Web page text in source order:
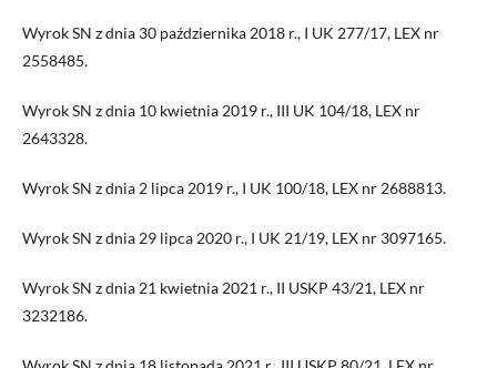
Wyrok SN z dnia 30 października 2018 r., I UK 277/17, LEX nr
2558485.
Wyrok SN z dnia 10 kwietnia 2019 r., III UK 104/18, LEX nr
2643328.
Wyrok SN z dnia 2 lipca 2019 r., I UK 100/18, LEX nr 2688813.
Wyrok SN z dnia 29 lipca 2020 r., I UK 21/19, LEX nr 3097165.
Wyrok SN z dnia 21 kwietnia 2021 r., II USKP 43/21, LEX nr
3232186.